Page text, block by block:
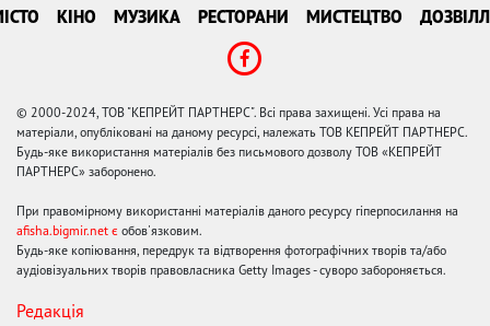
КІНО МУЗИКА РЕСТОРАНИ МИСТЕЦТВО
© 2000-2024, ТОВ "КЕПРЕЙТ ПАРТНЕРС". Всі права захищені. Усі права на
матеріали, опубліковані на даному ресурсі, належать ТОВ КЕПРЕЙТ ПАРТНЕРС.
Будь-яке використання матеріалів без письмового дозволу ТОВ «КЕПРЕЙТ
ПАРТНЕРС» заборонено.
При правомірному використанні матеріалів даного ресурсу гіперпосилання на
afisha.bigmir.net є обов'язковим.
Будь-яке копіювання, передрук та відтворення фотографічних творів та/або
аудіовізуальних творів правовласника Getty Images - суворо забороняється.
Редакція